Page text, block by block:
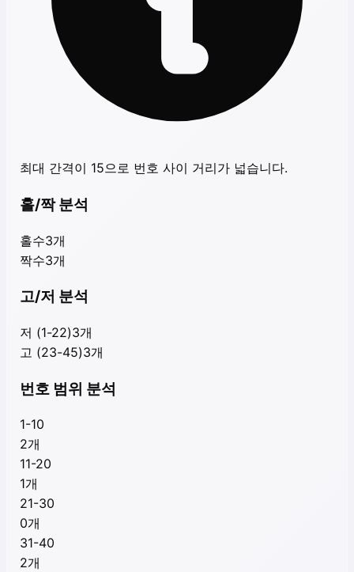
최대 간격이 15으로 번호 사이 거리가 넓습니다.
홀/짝 분석
홀수3개
짝수3개
고/저 분석
저 (1-22)3개
고 (23-45)3개
번호 범위 분석
1-10
2개
11-20
1개
21-30
0개
31-40
2개